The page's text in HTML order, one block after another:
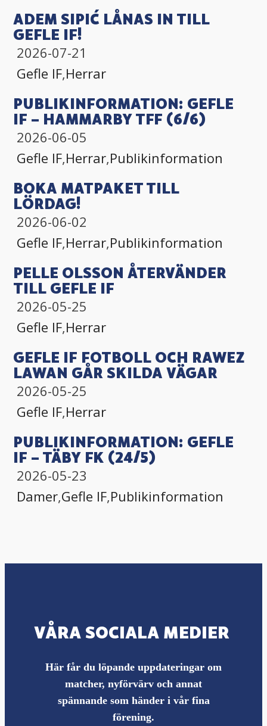
ADEM SIPIĆ LÅNAS IN TILL
GEFLE IF!
2026-07-21
Gefle IF,Herrar
PUBLIKINFORMATION: GEFLE
IF – HAMMARBY TFF (6/6)
2026-06-05
Gefle IF,Herrar,Publikinformation
BOKA MATPAKET TILL
LÖRDAG!
2026-06-02
Gefle IF,Herrar,Publikinformation
PELLE OLSSON ÅTERVÄNDER
TILL GEFLE IF
2026-05-25
Gefle IF,Herrar
GEFLE IF FOTBOLL OCH RAWEZ
LAWAN GÅR SKILDA VÄGAR
2026-05-25
Gefle IF,Herrar
PUBLIKINFORMATION: GEFLE
IF – TÄBY FK (24/5)
2026-05-23
Damer,Gefle IF,Publikinformation
VÅRA SOCIALA MEDIER
Här får du löpande uppdateringar om
matcher, nyförvärv och annat
spännande som händer i vår fina
förening.